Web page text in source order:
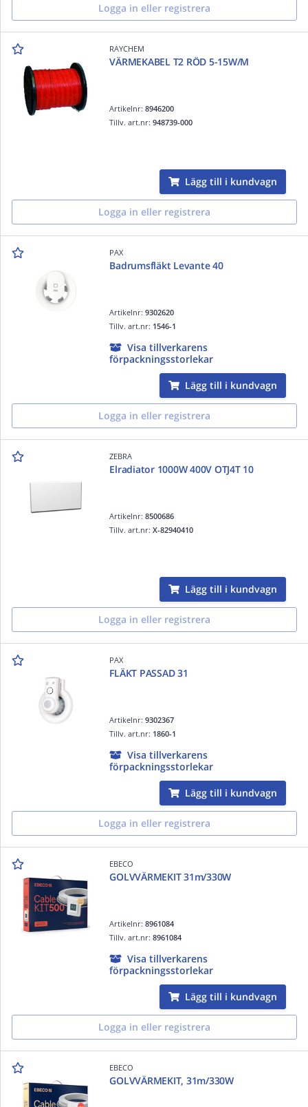
Logga in eller registrera
RAYCHEM
VÄRMEKABEL T2 RÖD 5-15W/M
Artikelnr:8946200
Tillv. art.nr:948739-000
Lägg till i kundvagn
Logga in eller registrera
PAX
Badrumsfläkt Levante 40
Artikelnr:9302620
Tillv. art.nr: 1546-1
Visa tillverkarens
förpackningsstorlekar
Lägg till i kundvagn
Logga in eller registrera
ZEBRA
Elradiator 1000W 400V OTJ4T 10
Artikelnr:8500686
Tillv. art.nr:X-82940410
Lägg till i kundvagn
Logga in eller registrera
PAX
FLÄKT PASSAD 31
Artikelnr:9302367
Tillv. art.nr: 1860-1
Visa tillverkarens
förpackningsstorlekar
Lägg till i kundvagn
Logga in eller registrera
EBECO
GOLVVÄRMEKIT 31m/330W
Artikelnr:8961084
Tillv. art.nr:8961084
Visa tillverkarens
förpackningsstorlekar
Lägg till i kundvagn
Logga in eller registrera
EBECO
GOLVVÄRMEKIT, 31m/330W